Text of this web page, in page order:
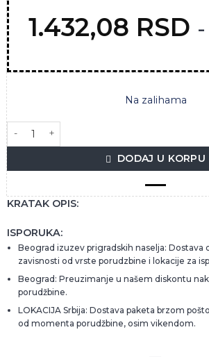
1.432,08 RSD
Na zalihama
DE KUYPER CREME DE CASIS 0,7L količina
DODAJ U KORPU
KRATAK OPIS:
ISPORUKA:
Beograd izuzev prigradskih naselja: Dostava
zavisnosti od vrste porudzbine i lokacije za
Beograd: Preuzimanje u našem diskontu
porudžbine.
LOKACIJA Srbija: Dostava paketa brzom
od momenta porudžbine, osim vikendom.